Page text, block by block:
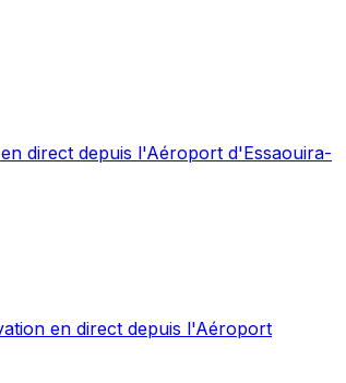
direct depuis l'Aéroport d'Essaouira-
en direct depuis l'Aéroport